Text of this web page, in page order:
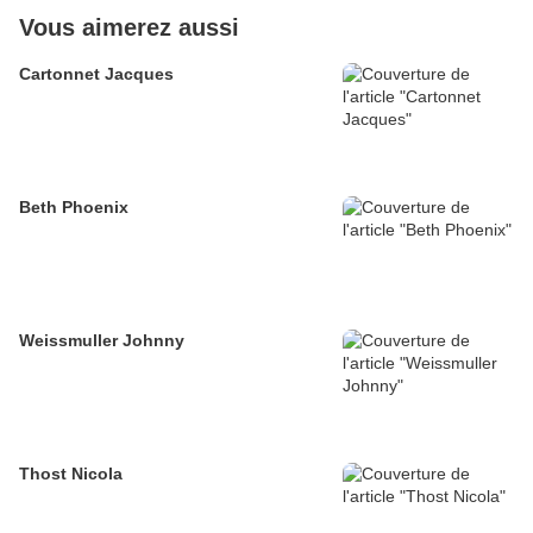
Vous aimerez aussi
Cartonnet Jacques
Beth Phoenix
Weissmuller Johnny
Thost Nicola